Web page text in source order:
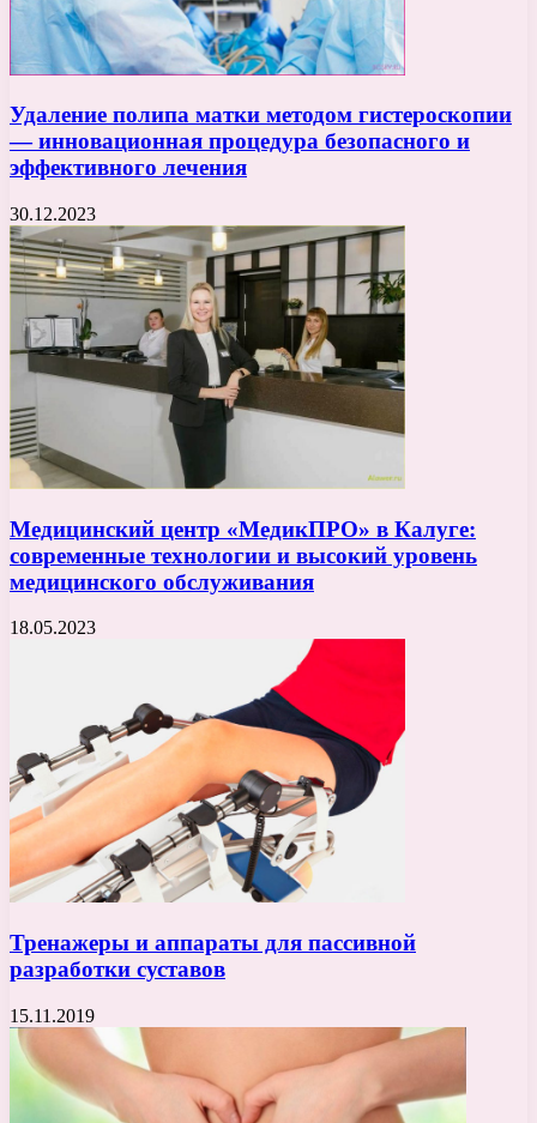
Удаление полипа матки методом гистероскопии
— инновационная процедура безопасного и
эффективного лечения
30.12.2023
Медицинский центр «МедикПРО» в Калуге:
современные технологии и высокий уровень
медицинского обслуживания
18.05.2023
Тренажеры и аппараты для пассивной
разработки суставов
15.11.2019